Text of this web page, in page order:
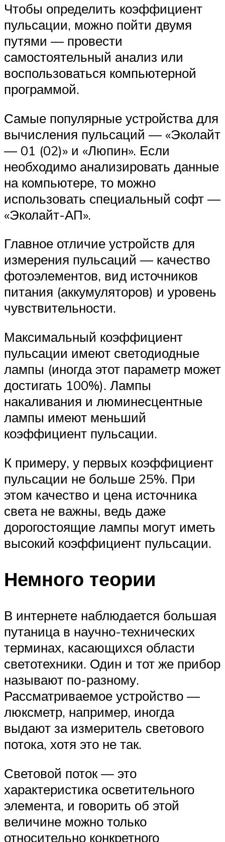
Чтобы определить коэффициент
пульсации, можно пойти двумя
путями — провести
самостоятельный анализ или
воспользоваться компьютерной
программой.
Самые популярные устройства для
вычисления пульсаций — «Эколайт
— 01 (02)» и «Люпин». Если
необходимо анализировать данные
на компьютере, то можно
использовать специальный софт —
«Эколайт-АП».
Главное отличие устройств для
измерения пульсаций — качество
фотоэлементов, вид источников
питания (аккумуляторов) и уровень
чувствительности.
Максимальный коэффициент
пульсации имеют светодиодные
лампы (иногда этот параметр может
достигать 100%). Лампы
накаливания и люминесцентные
лампы имеют меньший
коэффициент пульсации.
К примеру, у первых коэффициент
пульсации не больше 25%. При
этом качество и цена источника
света не важны, ведь даже
дорогостоящие лампы могут иметь
высокий коэффициент пульсации.
Немного теории
В интернете наблюдается большая
путаница в научно-технических
терминах, касающихся области
светотехники. Один и тот же прибор
называют по-разному.
Рассматриваемое устройство —
люксметр, например, иногда
выдают за измеритель светового
потока, хотя это не так.
Световой поток — это
характеристика осветительного
элемента, и говорить об этой
величине можно только
относительно конкретного